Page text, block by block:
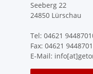
Seeberg 22
24850 Lürschau
Tel: 04621
Fax: 04621
E-Mail: